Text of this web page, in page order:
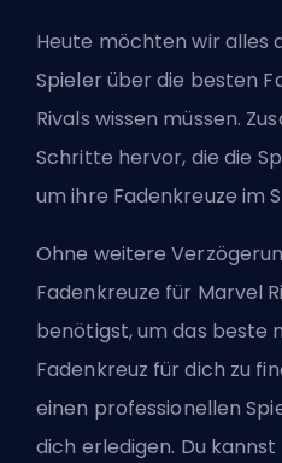
Heute möchten wir alles
Spieler über die besten
Rivals wissen müssen.
Schritte hervor, die die
um ihre Fadenkreuze im
Ohne weitere
Fadenkreuze für Marvel
benötigst, um das beste
Fadenkreuz für dich zu
einen professionellen
dich erledigen. Du